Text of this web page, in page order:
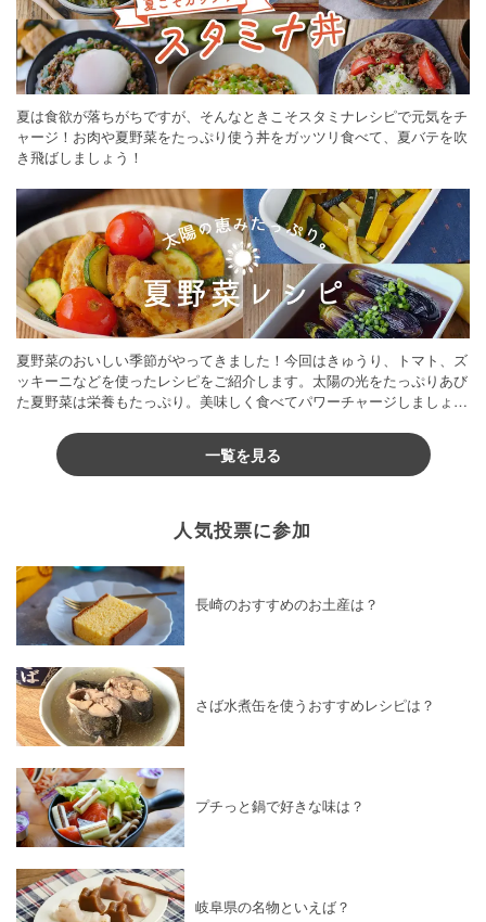
夏は食欲が落ちがちですが、そんなときこそスタミナレシピで元気をチ
ャージ！お肉や夏野菜をたっぷり使う丼をガッツリ食べて、夏バテを吹
き飛ばしましょう！
夏野菜のおいしい季節がやってきました！今回はきゅうり、トマト、ズ
ッキーニなどを使ったレシピをご紹介します。太陽の光をたっぷりあび
た夏野菜は栄養もたっぷり。美味しく食べてパワーチャージしましょう
一覧を見る
人気投票に参加
長崎のおすすめのお土産は？
さば水煮缶を使うおすすめレシピは？
プチっと鍋で好きな味は？
岐阜県の名物といえば？